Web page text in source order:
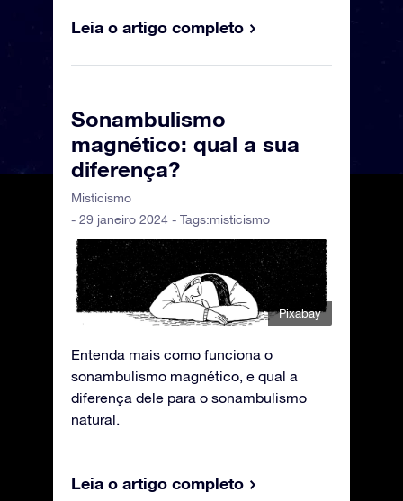
Leia o artigo completo
Sonambulismo
magnético: qual a sua
diferença?
Misticismo
- 29 janeiro 2024 - Tags:misticismo
Pixabay
Entenda mais como funciona o
sonambulismo magnético, e qual a
diferença dele para o sonambulismo
natural.
Leia o artigo completo